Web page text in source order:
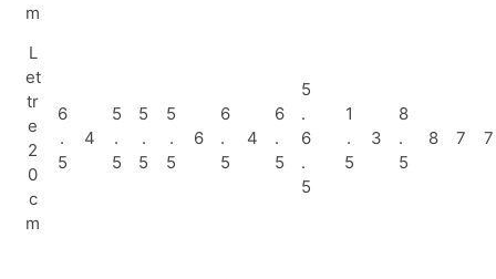
m
L
et
tr
e
2
0
c
m
6
.
5
4
5
.
5
5
.
5
5
.
5
6
6
.
5
4
6
.
5
5
.
6
.
5
1
.
5
3
8
.
5
8 7 7